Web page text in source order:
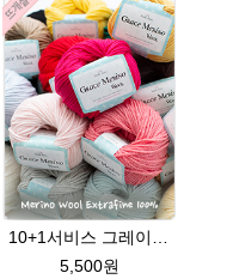
5,500원